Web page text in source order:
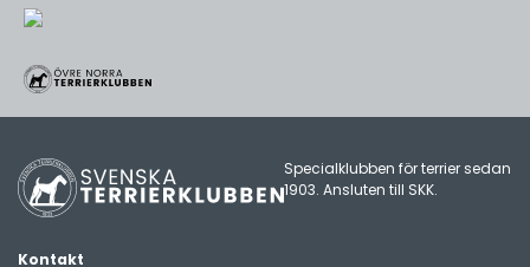
Specialklubben för terrier sedan
1903. Ansluten till SKK.
Kontakt